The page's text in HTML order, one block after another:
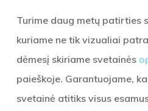
Turime daug metų patirties
kuriame ne tik vizualiai
dėmesį skiriame svetainės
paieškoje. Garantuojame,
svetainė atitiks visus